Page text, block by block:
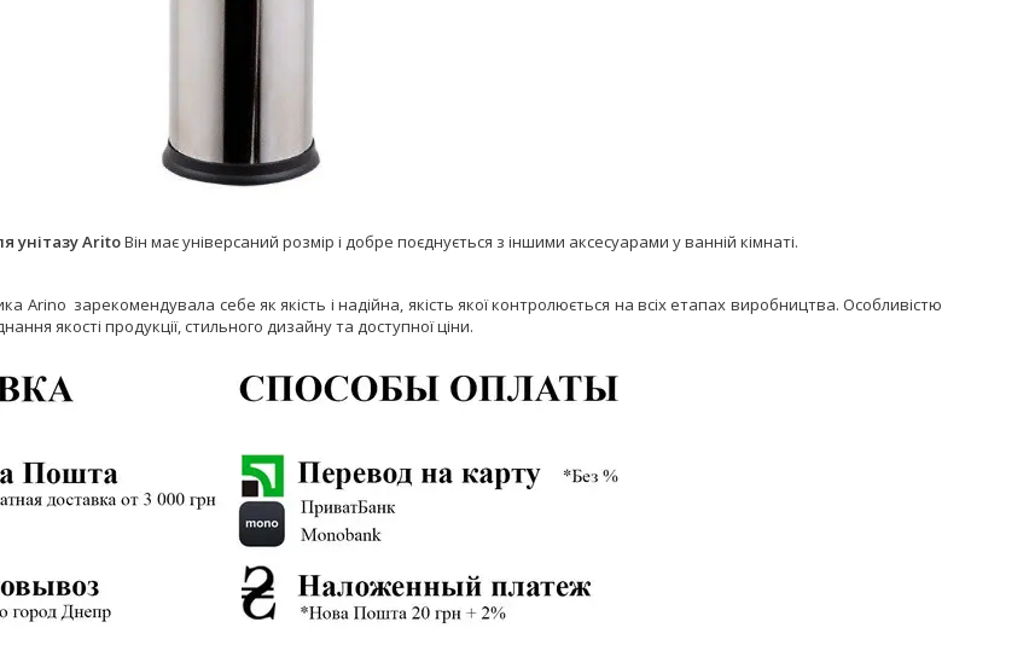
унітазу AritoВін має універсаний розмір і добре поєднується з іншими аксесуарами у ванній кімнаті.
Arino зарекомендувала себе як якість і надійна, якість якої контролюється на всіх етапах виробництва. Особливістю
якості продукції, стильного дизайну та доступної ціни.